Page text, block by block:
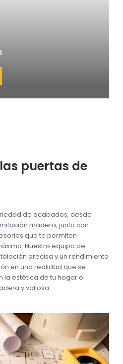
puertas de
de acabados, desde
madera, junto con
que te permiten
Nuestro equipo de
precisa y un rendimiento
en una realidad que se
estética de tu hogar o
y valiosa.